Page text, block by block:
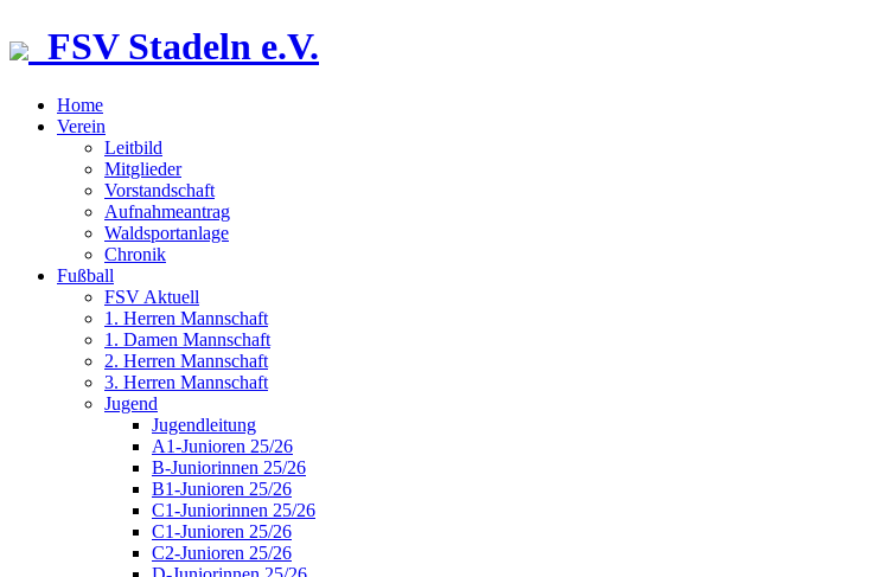
FSV Stadeln e.V.
Home
Verein
Leitbild
Mitglieder
Vorstandschaft
Aufnahmeantrag
Waldsportanlage
Chronik
Fußball
FSV Aktuell
1. Herren Mannschaft
1. Damen Mannschaft
2. Herren Mannschaft
3. Herren Mannschaft
Jugend
Jugendleitung
A1-Junioren 25/26
B-Juniorinnen 25/26
B1-Junioren 25/26
C1-Juniorinnen 25/26
C1-Junioren 25/26
C2-Junioren 25/26